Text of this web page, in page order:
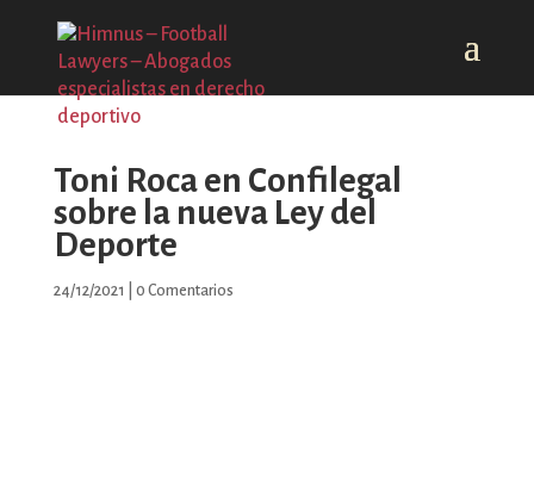
Toni Roca en Confilegal
sobre la nueva Ley del
Deporte
24/12/2021 0 Comentarios